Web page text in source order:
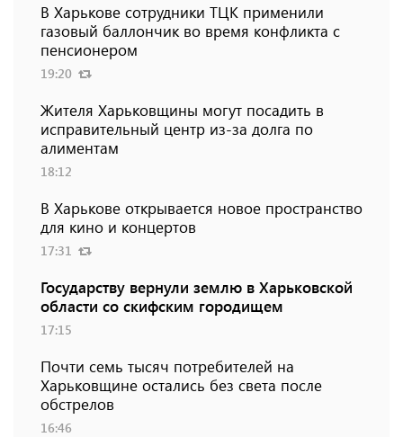
В Харькове сотрудники ТЦК применили
газовый баллончик во время конфликта с
пенсионером
19:20
Жителя Харьковщины могут посадить в
исправительный центр из-за долга по
алиментам
18:12
В Харькове открывается новое пространство
для кино и концертов
17:31
Государству вернули землю в Харьковской
области со скифским городищем
17:15
Почти семь тысяч потребителей на
Харьковщине остались без света после
обстрелов
16:46